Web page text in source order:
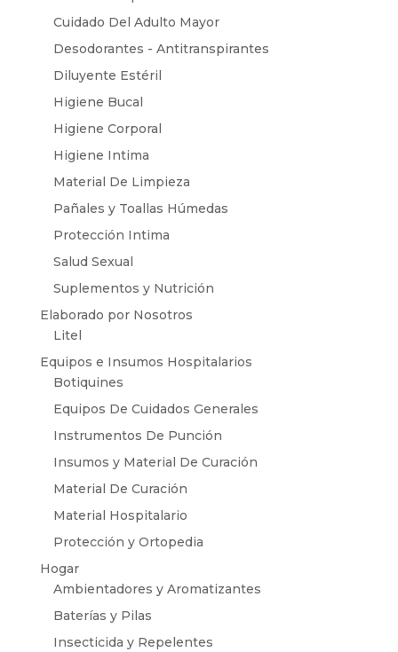
Cuidado Del Adulto Mayor
Desodorantes - Antitranspirantes
Diluyente Estéril
Higiene Bucal
Higiene Corporal
Higiene Intima
Material De Limpieza
Pañales y Toallas Húmedas
Protección Intima
Salud Sexual
Suplementos y Nutrición
Elaborado por Nosotros
Litel
Equipos e Insumos Hospitalarios
Botiquines
Equipos De Cuidados Generales
Instrumentos De Punción
Insumos y Material De Curación
Material De Curación
Material Hospitalario
Protección y Ortopedia
Hogar
Ambientadores y Aromatizantes
Baterías y Pilas
Insecticida y Repelentes